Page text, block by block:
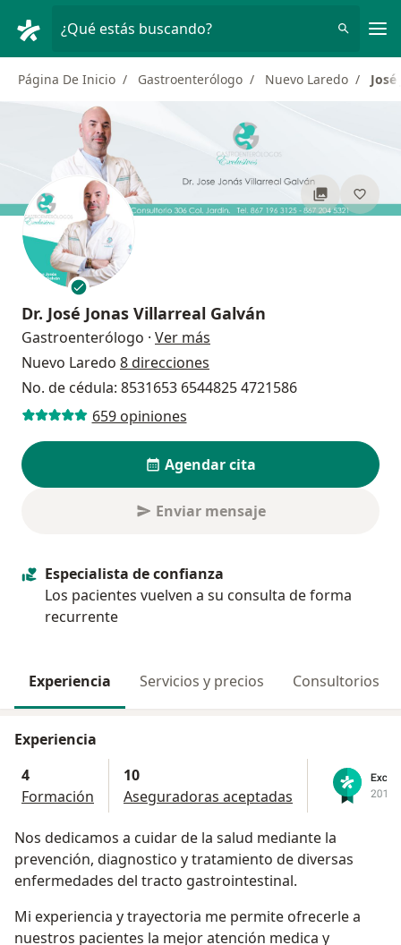
¿Qué estás buscando?
Página De Inicio Gastroenterólogo Nuevo Laredo
Dr. José Jonas Villarreal Galván
Gastroenterólogo · Ver más
Nuevo Laredo 8 direcciones
No. de cédula: 8531653 6544825 4721586
659 opiniones
Agendar cita
Enviar mensaje
Especialista de confianza
Los pacientes vuelven a su consulta de forma
recurrente
Experiencia Servicios y precios Consultorios
Experiencia
4
Formación
10
Aseguradoras aceptadas
Nos dedicamos a cuidar de la salud mediante la
prevención, diagnostico y tratamiento de diversas
enfermedades del tracto gastrointestinal.
Mi experiencia y trayectoria me permite ofrecerle a
nuestros pacientes la mejor atención medica y